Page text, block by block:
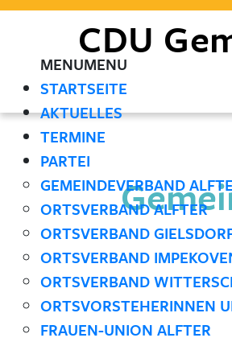
CDU
MENUMENU
STARTSEITE
AKTUELLES
TERMINE
PARTEI
GEMEINDEVERBAND
ORTSVERBAND ALFTER
ORTSVERBAND
ORTSVERBAND
ORTSVERBAND
ORTSVORSTEHERINNEN
FRAUEN-UNION ALFTER